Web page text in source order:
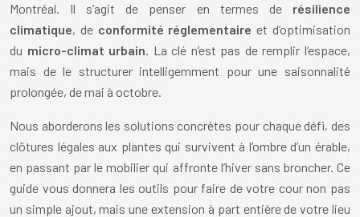
Montréal. Il s’agit de penser en termes de résilience
climatique, de conformité réglementaire et d’optimisation
du micro-climat urbain. La clé n’est pas de remplir l’espace,
mais de le structurer intelligemment pour une saisonnalité
prolongée, de mai à octobre.
Nous aborderons les solutions concrètes pour chaque défi, des
clôtures légales aux plantes qui survivent à l’ombre d’un érable,
en passant par le mobilier qui affronte l’hiver sans broncher. Ce
guide vous donnera les outils pour faire de votre cour non pas
un simple ajout, mais une extension à part entière de votre lieu